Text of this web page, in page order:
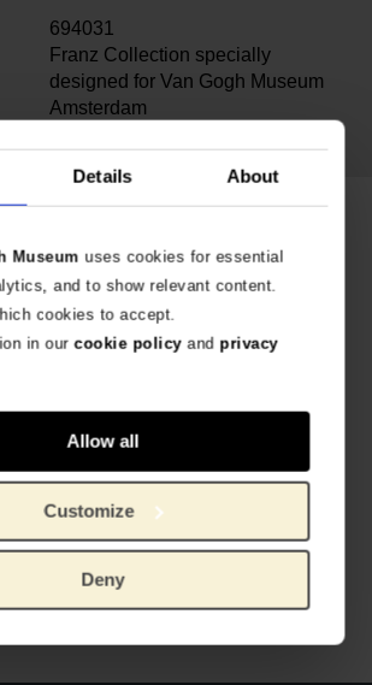
Details About
Museum uses cookies for essential
and to show relevant content.
cookies to accept.
in ourcookie policyand privacy
Allow all
Customize
Deny
694031
Franz Collection specially
designed for Van Gogh Museum
Amsterdam
Taza y plato Franz Collection Van Gogh, Lirios
€764,46